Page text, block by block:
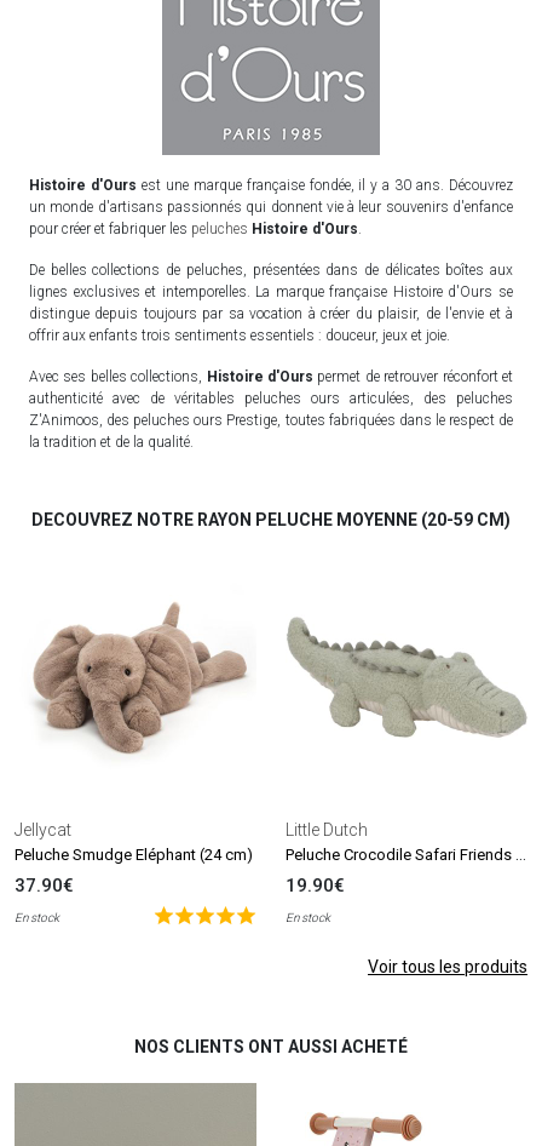
Histoire d'Ours est une marque française fondée, il y a 30 ans. Découvrez
un monde d'artisans passionnés qui donnent vie à leur souvenirs d'enfance
pour créer et fabriquer les peluches Histoire d'Ours
De belles collections de peluches, présentées dans de délicates boîtes aux
lignes exclusives et intemporelles. La marque française Histoire d'Ours se
distingue depuis toujours par sa vocation à créer du plaisir, de l'envie et à
offrir aux enfants trois sentiments essentiels : douceur, jeux et joie.
Avec ses belles collections, Histoire d'Ours permet de retrouver réconfort et
authenticité avec de véritables peluches ours articulées, des peluches
Z'Animoos, des peluches ours Prestige, toutes fabriquées dans le respect de
la tradition et de la qualité.
DECOUVREZ NOTRE RAYON PELUCHE MOYENNE (20-59 CM)
Jellycat
Peluche Smudge Eléphant (24 cm)
37.90€
En stock
Little Dutch
19.90€
En stock
Voir tous les produits
NOS CLIENTS ONT AUSSI ACHETÉ